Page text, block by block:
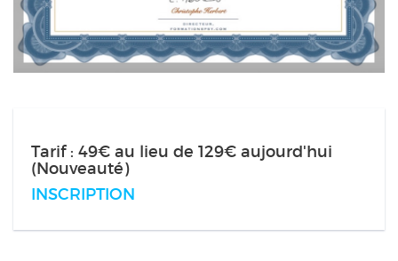
Tarif : 49€ au lieu de 129€ aujourd'hui
(Nouveauté)
INSCRIPTION